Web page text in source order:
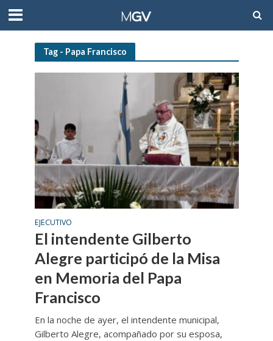
Tag - Papa Francisco
EJECUTIVO
El intendente Gilberto
Alegre participó de la Misa
en Memoria del Papa
Francisco
En la noche de ayer, el intendente municipal,
Gilberto Alegre, acompañado por su esposa,